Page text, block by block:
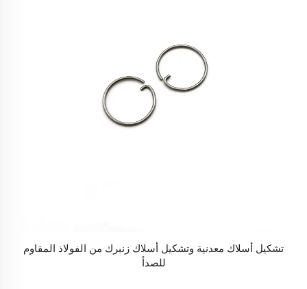
تشكيل أسلاك معدنية وتشكيل أسلاك زنبرك من الفولاذ المقاوم
للصدأ